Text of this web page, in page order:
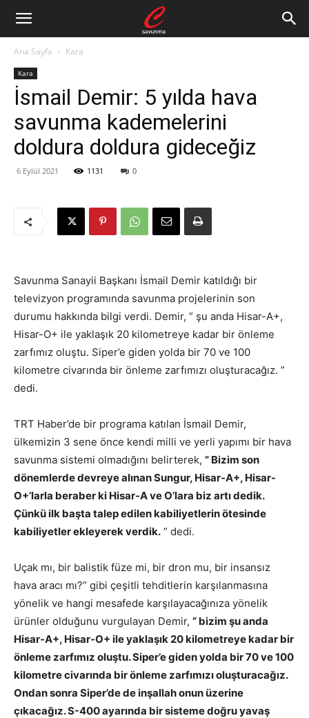
Ana Sayfa Kara
Kara
İsmail Demir: 5 yılda hava
savunma kademelerini
doldura doldura gideceğiz
6 Eylül 2021 1131 0
Savunma Sanayii Başkanı İsmail Demir katıldığı bir
televizyon programında savunma projelerinin son
durumu hakkında bilgi verdi. Demir, ” şu anda Hisar-A+,
Hisar-O+ ile yaklaşık 20 kilometreye kadar bir önleme
zarfımız oluştu. Siper’e giden yolda bir 70 ve 100
kilometre civarında bir önleme zarfımızı oluşturacağız. ”
dedi.
TRT Haber’de bir programa katılan İsmail Demir,
ülkemizin 3 sene önce kendi milli ve yerli yapımı bir hava
savunma sistemi olmadığını belirterek, ” Bizim son
dönemlerde devreye alınan Sungur, Hisar-A+, Hisar-
O+’larla beraber ki Hisar-A ve O’lara biz artı dedik.
Çünkü ilk başta talep edilen kabiliyetlerin ötesinde
kabiliyetler ekleyerek verdik. ” dedi.
Uçak mı, bir balistik füze mi, bir dron mu, bir insansız
hava aracı mı?” gibi çeşitli tehditlerin karşılanmasına
yönelik ve hangi mesafede karşılayacağınıza yönelik
ürünler olduğunu vurgulayan Demir, ” bizim şu anda
Hisar-A+, Hisar-O+ ile yaklaşık 20 kilometreye kadar bir
önleme zarfımız oluştu. Siper’e giden yolda bir 70 ve 100
kilometre civarında bir önleme zarfımızı oluşturacağız.
Ondan sonra Siper’de de inşallah onun üzerine
çıkacağız. S-400 ayarında bir sisteme doğru yavaş